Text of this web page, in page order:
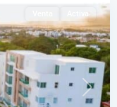
Next